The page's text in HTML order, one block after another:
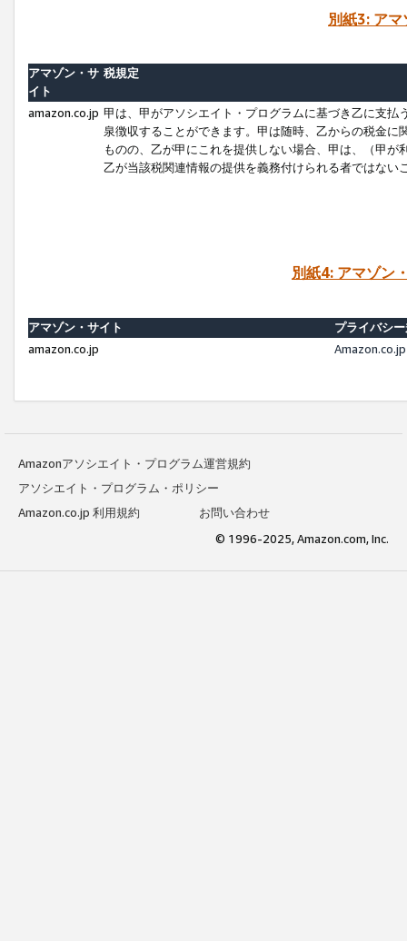
別紙3: ア
アマゾン・サ
イト
税規定
amazon.co.jp 甲は、甲がアソシエイト・プログラムに基づき乙に支
泉徴収することができます。甲は随時、乙からの税金
ものの、乙が甲にこれを提供しない場合、甲は、（甲
乙が当該税関連情報の提供を義務付けられる者ではな
別紙4: アマゾン
アマゾン・サイト
プライバシ
amazon.co.jp
Amazonアソシエイト・プログラム運営規約
アソシエイト・プログラム・ポリシー
Amazon.co.jp 利用規約
お問い合わせ
© 1996-2025, Amazon.com, Inc.